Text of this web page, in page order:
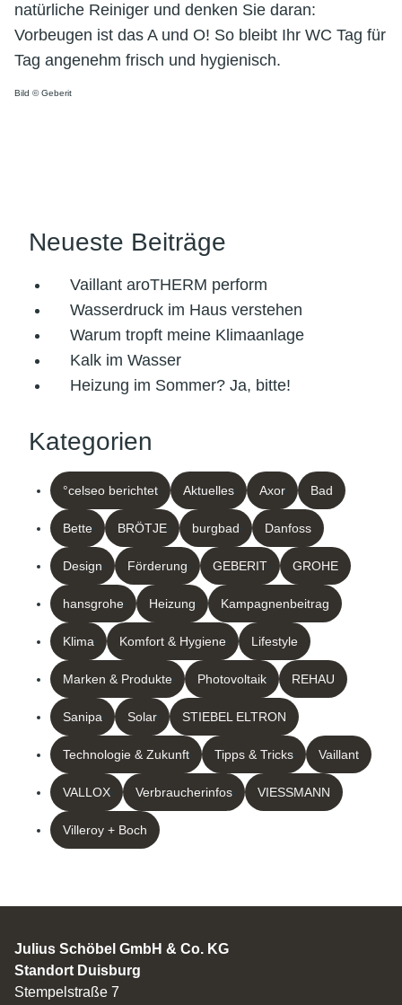
natürliche Reiniger und denken Sie daran:
Vorbeugen ist das A und O! So bleibt Ihr WC Tag für
Tag angenehm frisch und hygienisch.
Bild © Geberit
Neueste Beiträge
Vaillant aroTHERM perform
Wasserdruck im Haus verstehen
Warum tropft meine Klimaanlage
Kalk im Wasser
Heizung im Sommer? Ja, bitte!
Kategorien
°celseo berichtet Aktuelles Axor Bad
Bette BRÖTJE burgbad Danfoss
Design Förderung GEBERIT GROHE
hansgrohe Heizung Kampagnenbeitrag
Klima Komfort & Hygiene Lifestyle
Marken & Produkte Photovoltaik REHAU
Sanipa Solar STIEBEL ELTRON
Technologie & Zukunft Tipps & Tricks Vaillant
VALLOX Verbraucherinfos VIESSMANN
Villeroy + Boch
Julius Schöbel GmbH & Co. KG
Standort Duisburg
Stempelstraße 7